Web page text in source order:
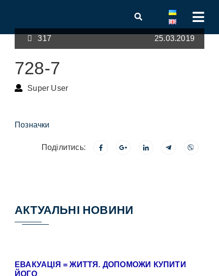
317 25.03.2019
728-7
Super User
Позначки
Поділитись:
АКТУАЛЬНІ НОВИНИ
ЕВАКУАЦІЯ = ЖИТТЯ. ДОПОМОЖИ КУПИТИ
ЙОГО